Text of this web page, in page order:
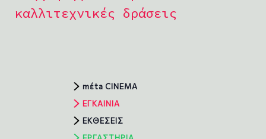
καλλιτεχνικές δράσεις
mέta CINEMA
ΕΓΚΑΙΝΙΑ
ΕΚΘΕΣΕΙΣ